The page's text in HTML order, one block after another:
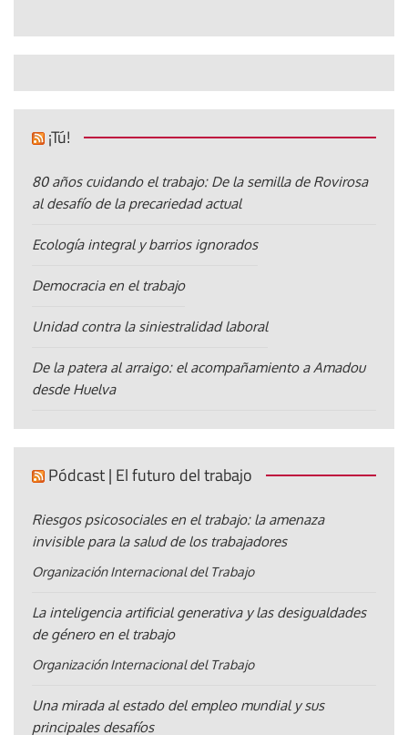
¡Tú!
80 años cuidando el trabajo: De la semilla de Rovirosa
al desafío de la precariedad actual
Ecología integral y barrios ignorados
Democracia en el trabajo
Unidad contra la siniestralidad laboral
De la patera al arraigo: el acompañamiento a Amadou
desde Huelva
Pódcast | El futuro del trabajo
Riesgos psicosociales en el trabajo: la amenaza
invisible para la salud de los trabajadores
Organización Internacional del Trabajo
La inteligencia artificial generativa y las desigualdades
de género en el trabajo
Organización Internacional del Trabajo
Una mirada al estado del empleo mundial y sus
principales desafíos